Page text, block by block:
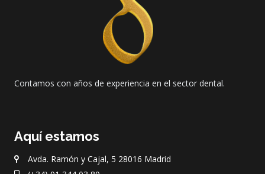
Contamos con años de experiencia en el sector dental.
Aquí estamos
Avda. Ramón y Cajal, 5 28016 Madrid